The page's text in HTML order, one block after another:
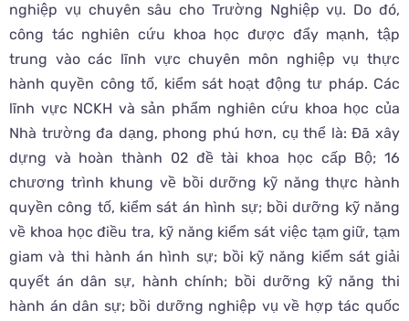
nghiệp vụ chuyên sâu cho Trường Nghiệp vụ. Do đó,
công tác nghiên cứu khoa học được đẩy mạnh, tập
trung vào các lĩnh vực chuyên môn nghiệp vụ thực
hành quyền công tố, kiểm sát hoạt động tư pháp. Các
lĩnh vực NCKH và sản phẩm nghiên cứu khoa học của
Nhà trường đa dạng, phong phú hơn, cụ thể là: Đã xây
dựng và hoàn thành 02 đề tài khoa học cấp Bộ; 16
chương trình khung về bồi dưỡng kỹ năng thực hành
quyền công tố, kiểm sát án hình sự; bồi dưỡng kỹ năng
về khoa học điều tra, kỹ năng kiểm sát việc tạm giữ, tạm
giam và thi hành án hình sự; bồi kỹ năng kiểm sát giải
quyết án dân sự, hành chính; bồi dưỡng kỹ năng thi
hành án dân sự; bồi dưỡng nghiệp vụ về hợp tác quốc